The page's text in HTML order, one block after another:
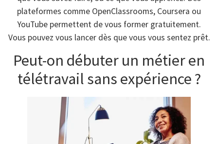
plateformes comme OpenClassrooms, Coursera ou
YouTube permettent de vous former gratuitement.
Vous pouvez vous lancer dès que vous vous sentez prêt.
Peut-on débuter un métier en
télétravail sans expérience ?